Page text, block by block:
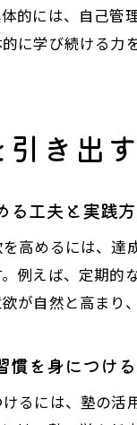
的には、自己管
に学び続ける力
き出
る工夫と実践
高めるには、達
例えば、定期的
が自然と高まり
慣を身につけ
るには、塾の